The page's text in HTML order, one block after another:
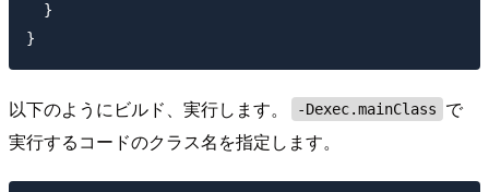
  }
以下のようにビルド、実行します。 -Dexec.mainClass
で
実行するコードのクラス名を指定します。